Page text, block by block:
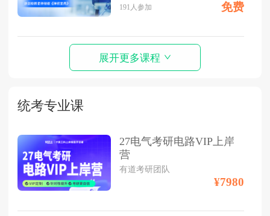
191 人参加 免费
展开更多课程
统考专业课
27电气考研电路VIP上岸
营
有道考研团队
¥7980